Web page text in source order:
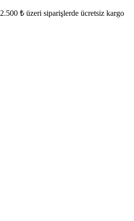
2.500 ₺ üzeri siparişlerde ücretsiz kargo